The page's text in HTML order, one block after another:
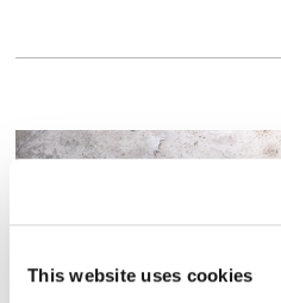
This website uses cookies
בדרכו שלו…